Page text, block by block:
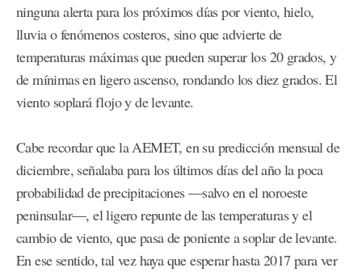
ninguna alerta para los próximos días por viento, hielo,
lluvia o fenómenos costeros, sino que advierte de
temperaturas máximas que pueden superar los 20 grados, y
de mínimas en ligero ascenso, rondando los diez grados. El
viento soplará flojo y de levante.
Cabe recordar que la AEMET, en su predicción mensual de
diciembre, señalaba para los últimos días del año la poca
probabilidad de precipitaciones —salvo en el noroeste
peninsular—, el ligero repunte de las temperaturas y el
cambio de viento, que pasa de poniente a soplar de levante.
En ese sentido, tal vez haya que esperar hasta 2017 para ver